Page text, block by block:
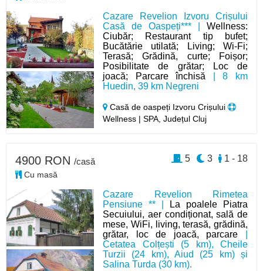
Cazare Revelion Izvoru Crișului
Casă de Oaspeți*** | Wellness:
Ciubăr; Restaurant tip bufet;
Bucătărie utilată; Living; Wi-Fi;
Terasă; Grădină, curte; Foișor;
Posibilitate de grătar; Loc de
joacă; Parcare închisă | 8 km
Huedin, 39 km Negreni
Casă de oaspeți Izvoru Crișului
Wellness | SPA, Județul Cluj
Cazare Revelion Rimetea
Pensiune ** |
La poalele Piatra
Secuiului, aer condiționat, sală de
mese, WiFi, living, terasă, grădină,
grătar, loc de joacă, parcare
Cetatea Colțești (5 km), Cheile
Turzii (24 km), Aiud (25 km) și
Salina Turda (30 km).
4900 RON /casă
Cu masă
1 - 18
3
5